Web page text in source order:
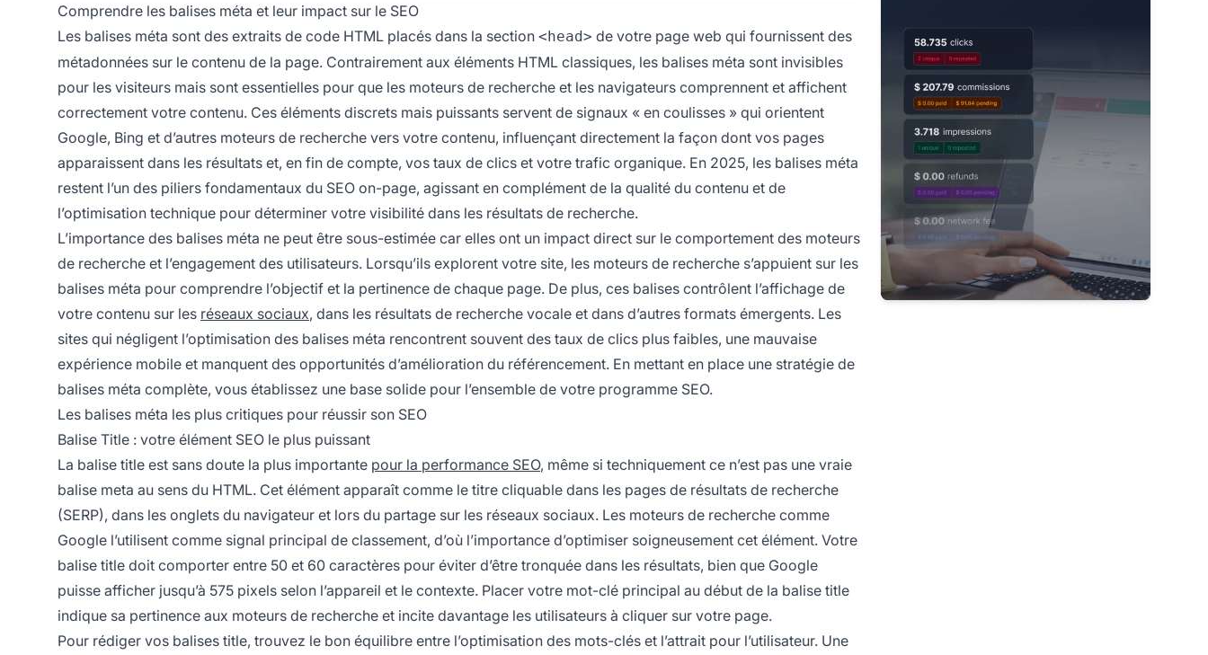
Comprendre les balises méta et leur impact sur le SEO
Les balises méta sont des extraits de code HTML placés dans la section <head> de votre page web qui fournissent des
métadonnées sur le contenu de la page. Contrairement aux éléments HTML classiques, les balises méta sont invisibles
pour les visiteurs mais sont essentielles pour que les moteurs de recherche et les navigateurs comprennent et affichent
correctement votre contenu. Ces éléments discrets mais puissants servent de signaux « en coulisses » qui orientent
Google, Bing et d’autres moteurs de recherche vers votre contenu, influençant directement la façon dont vos pages
apparaissent dans les résultats et, en fin de compte, vos taux de clics et votre trafic organique. En 2025, les balises méta
restent l’un des piliers fondamentaux du SEO on-page, agissant en complément de la qualité du contenu et de
l’optimisation technique pour déterminer votre visibilité dans les résultats de recherche.
L’importance des balises méta ne peut être sous-estimée car elles ont un impact direct sur le comportement des moteurs
de recherche et l’engagement des utilisateurs. Lorsqu’ils explorent votre site, les moteurs de recherche s’appuient sur les
balises méta pour comprendre l’objectif et la pertinence de chaque page. De plus, ces balises contrôlent l’affichage de
votre contenu sur les réseaux sociaux, dans les résultats de recherche vocale et dans d’autres formats émergents. Les
sites qui négligent l’optimisation des balises méta rencontrent souvent des taux de clics plus faibles, une mauvaise
expérience mobile et manquent des opportunités d’amélioration du référencement. En mettant en place une stratégie de
balises méta complète, vous établissez une base solide pour l’ensemble de votre programme SEO.
Les balises méta les plus critiques pour réussir son SEO
Balise Title : votre élément SEO le plus puissant
La balise title est sans doute la plus importante pour la performance SEO, même si techniquement ce n’est pas une vraie
balise meta au sens du HTML. Cet élément apparaît comme le titre cliquable dans les pages de résultats de recherche
(SERP), dans les onglets du navigateur et lors du partage sur les réseaux sociaux. Les moteurs de recherche comme
Google l’utilisent comme signal principal de classement, d’où l’importance d’optimiser soigneusement cet élément. Votre
balise title doit comporter entre 50 et 60 caractères pour éviter d’être tronquée dans les résultats, bien que Google
puisse afficher jusqu’à 575 pixels selon l’appareil et le contexte. Placer votre mot-clé principal au début de la balise title
indique sa pertinence aux moteurs de recherche et incite davantage les utilisateurs à cliquer sur votre page.
Pour rédiger vos balises title, trouvez le bon équilibre entre l’optimisation des mots-clés et l’attrait pour l’utilisateur. Une